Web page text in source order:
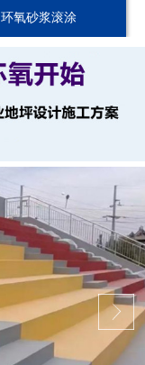
环氧砂浆滚涂